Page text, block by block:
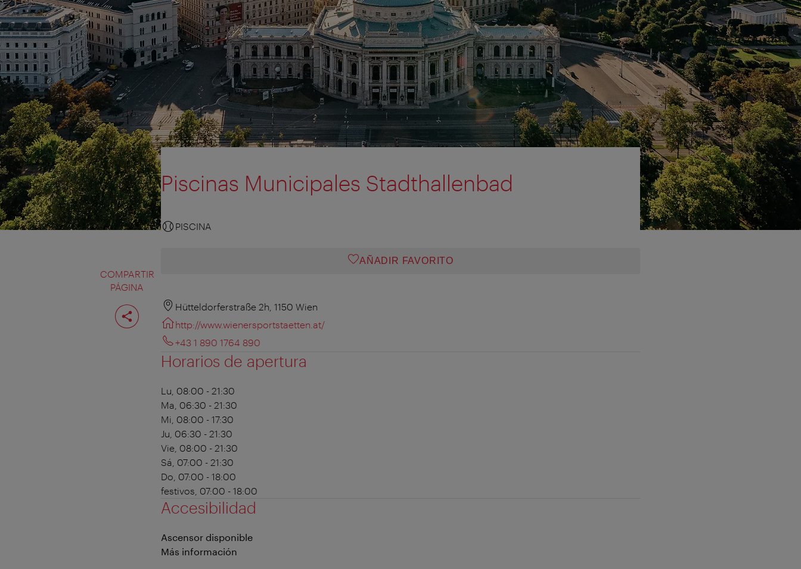
COMPARTIR
PÁGINA
Compartir
página
Piscinas Municipales Stadthallenbad
PISCINA
AÑADIR FAVORITO
Hütteldorferstraße 2h, 1150 Wien
http://www.wienersportstaetten.at/
+43 1 890 1764 890
Horarios de apertura
Lu, 08:00 - 21:30
Ma, 06:30 - 21:30
Mi, 08:00 - 17:30
Ju, 06:30 - 21:30
Vie, 08:00 - 21:30
Sá, 07:00 - 21:30
Do, 07:00 - 18:00
festivos, 07:00 - 18:00
Accesibilidad
Ascensor disponible
Más información